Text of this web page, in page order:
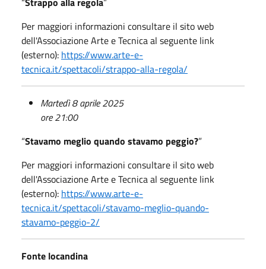
Per maggiori informazioni consultare il sito web
dell'Associazione Arte e Tecnica al seguente link
(esterno): https://www.arte-e-
tecnica.it/spettacoli/strappo-alla-regola/
Martedì 8 aprile 2025
ore 21:00
“Stavamo meglio quando stavamo peggio?”
Per maggiori informazioni consultare il sito web
dell'Associazione Arte e Tecnica al seguente link
(esterno): https://www.arte-e-
tecnica.it/spettacoli/stavamo-meglio-quando-
stavamo-peggio-2/
Fonte locandina